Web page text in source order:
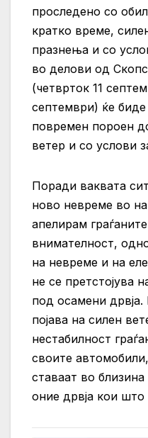
проследено со
кратко време,
празнења и со
во делови од
(четврток 11
септември) ќе
повремен пороен
ветер и со услови
Поради ваквата
ново невреме во
апелирам
внимателност,
на невреме и на
не се претстојува
под осамени дрвја.
појава на силен
нестабилност
своите
ставаат во
оние дрвја кои